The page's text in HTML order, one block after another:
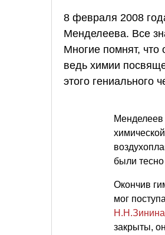
8 февраля 2008
Менделеева. Все
Многие помнят, что
ведь химии
этого гениального
Менделеев
были
Окончив
мог
Н.Н.Зинина
закрыты,